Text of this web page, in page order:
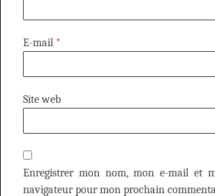
E-mail *
Site web
Enregistrer mon nom, mon e-mail et
navigateur pour mon prochain